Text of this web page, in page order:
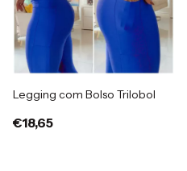
Legging com Bolso Trilobol
€18,65